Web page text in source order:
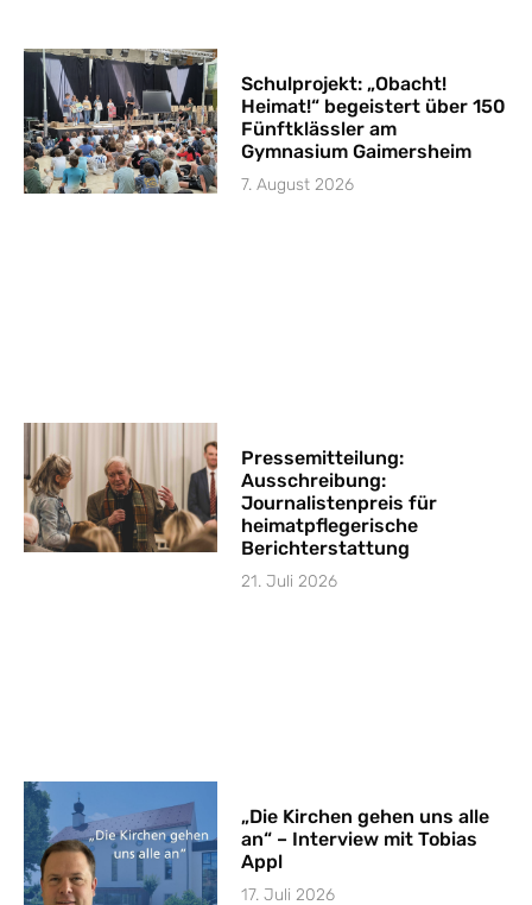
Schulprojekt: „Obacht!
Heimat!“ begeistert über 150
Fünftklässler am
Gymnasium Gaimersheim
7. August 2026
Pressemitteilung:
Ausschreibung:
Journalistenpreis für
heimatpflegerische
Berichterstattung
21. Juli 2026
„Die Kirchen gehen uns alle
an“ – Interview mit Tobias
Appl
17. Juli 2026